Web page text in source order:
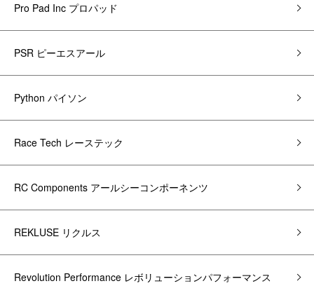
Pro Pad Inc プロパッド
PSR ピーエスアール
Python パイソン
Race Tech レーステック
RC Components アールシーコンポーネンツ
REKLUSE リクルス
Revolution Performance レボリューションパフォーマンス